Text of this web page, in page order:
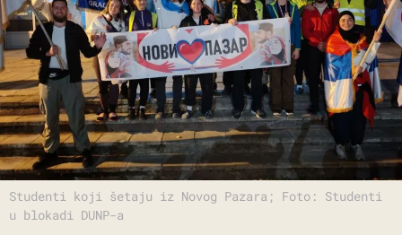
Studenti koji šetaju iz Novog Pazara; Foto: Studenti
u blokadi DUNP-a